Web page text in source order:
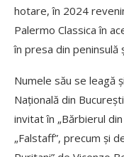
hotare, în 2024
Palermo Classica în
în presa din peninsulă
Numele său se leagă
Naţională din
invitat în „Bărbierul din
„Falstaff”, precum şi